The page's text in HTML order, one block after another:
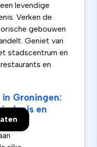
levendige
Verken de
gebouwen
Geniet van
stadscentrum en
en
Groningen:
en